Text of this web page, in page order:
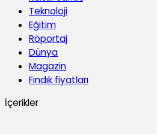
Teknoloji
Eğitim
Röportaj
Dünya
Magazin
Fındık fiyatları
İçerikler